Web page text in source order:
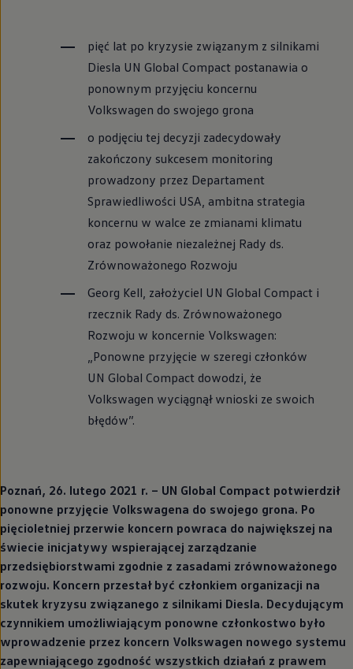
pięć lat po kryzysie związanym z silnikami
Diesla UN Global Compact postanawia o
ponownym przyjęciu koncernu
Volkswagen do swojego grona
o podjęciu tej decyzji zadecydowały
zakończony sukcesem monitoring
prowadzony przez Departament
Sprawiedliwości USA, ambitna strategia
koncernu w walce ze zmianami klimatu
oraz powołanie niezależnej Rady ds.
Zrównoważonego Rozwoju
Georg Kell, założyciel UN Global Compact i
rzecznik Rady ds. Zrównoważonego
Rozwoju w koncernie Volkswagen:
„Ponowne przyjęcie w szeregi członków
UN Global Compact dowodzi, że
Volkswagen wyciągnął wnioski ze swoich
błędów”.
Poznań, 26. lutego 2021 r. – UN Global Compact potwierdził
ponowne przyjęcie Volkswagena do swojego grona. Po
pięcioletniej przerwie koncern powraca do największej na
świecie inicjatywy wspierającej zarządzanie
przedsiębiorstwami zgodnie z zasadami zrównoważonego
rozwoju. Koncern przestał być członkiem organizacji na
skutek kryzysu związanego z silnikami Diesla. Decydującym
czynnikiem umożliwiającym ponowne członkostwo było
wprowadzenie przez koncern Volkswagen nowego systemu
zapewniającego zgodność wszystkich działań z prawem